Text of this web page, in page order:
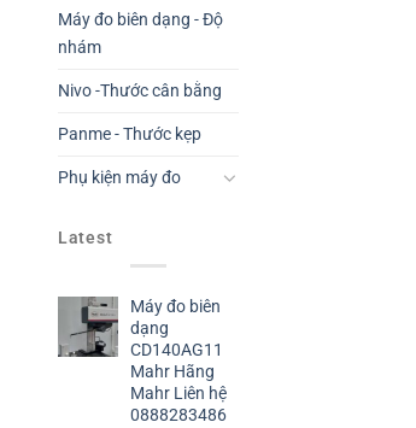
Máy đo biên dạng - Độ
nhám
Nivo -Thước cân bằng
Panme - Thước kẹp
Phụ kiện máy đo
Latest
Máy đo biên
dạng
CD140AG11
Mahr Hãng
Mahr Liên hệ
0888283486